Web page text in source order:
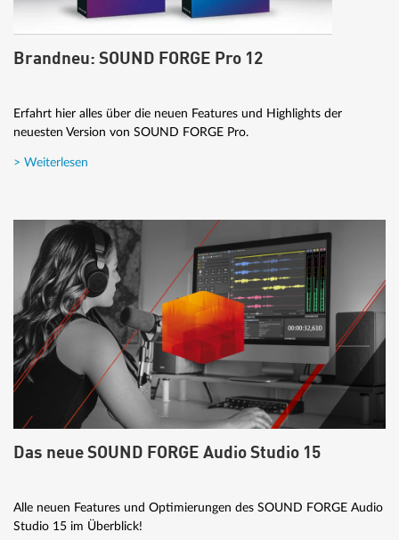
Brandneu: SOUND FORGE Pro 12
Erfahrt hier alles über die neuen Features und Highlights der
neuesten Version von SOUND FORGE Pro.
> Weiterlesen
Das neue SOUND FORGE Audio Studio 15
Alle neuen Features und Optimierungen des SOUND FORGE Audio
Studio 15 im Überblick!